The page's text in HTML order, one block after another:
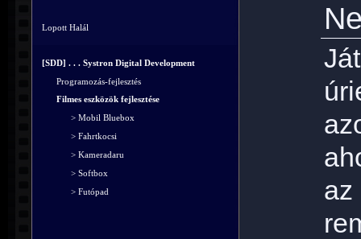
Lopott Halál
[SDD] . . . Systron Digital Development
Programozás-fejlesztés
Filmes eszközök fejlesztése
> Mobil Bluebox
> Fahrtkocsi
> Kameradaru
> Softbox
> Futópad